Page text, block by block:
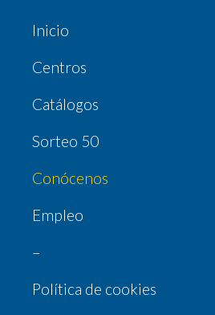
Inicio
Centros
Catálogos
Sorteo 50
Conócenos
Empleo
–
Política de cookies